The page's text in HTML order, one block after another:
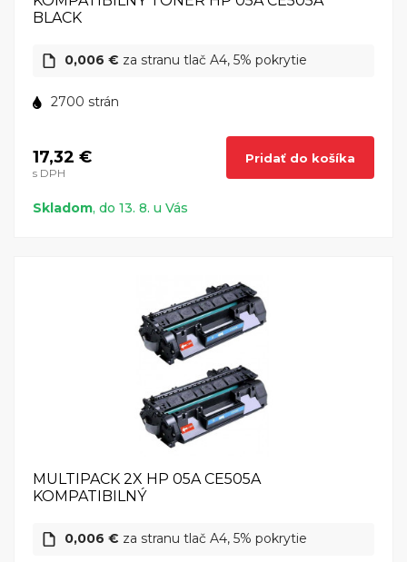
BLACK
0,006 € za stranu tlač A4, 5% pokrytie
2700 strán
17,32 €
s DPH
Pridať do košíka
Skladom, do 13. 8. u Vás
MULTIPACK 2X HP 05A CE505A
KOMPATIBILNÝ
0,006 € za stranu tlač A4, 5% pokrytie